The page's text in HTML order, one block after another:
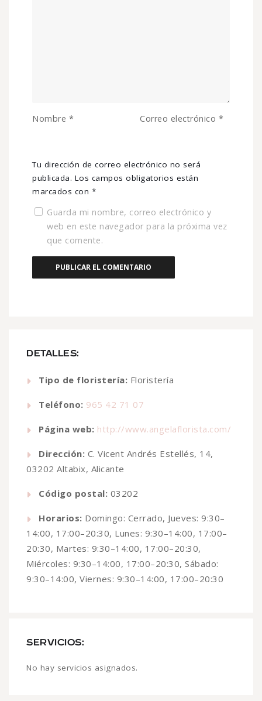
DETALLES:
Tipo de floristería: Floristería
Teléfono: 965 42 71 07
Página web: http://www.angelaflorista.com/
Dirección: C. Vicent Andrés Estellés, 14,
03202 Altabix, Alicante
Código postal: 03202
Horarios: Domingo: Cerrado, Jueves: 9:30–
14:00, 17:00–20:30, Lunes: 9:30–14:00, 17:00–
20:30, Martes: 9:30–14:00, 17:00–20:30,
Miércoles: 9:30–14:00, 17:00–20:30, Sábado:
9:30–14:00, Viernes: 9:30–14:00, 17:00–20:30
SERVICIOS:
No hay servicios asignados.
Tu dirección de correo electrónico no será
publicada. Los campos obligatorios están
marcados con *
Nombre * Correo electrónico *
Guarda mi nombre, correo electrónico y
web en este navegador para la próxima vez
que comente.